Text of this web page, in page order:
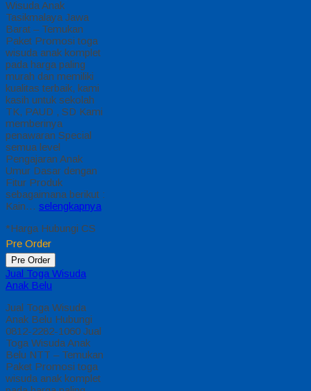
Jual Toga Wisuda
Anak Pesisir Selatan
Jual Toga Wisuda
Anak Pesisir Selatan
Hubungi 0812-2282-
1060 Jual Toga
Wisuda Anak Pesisir
Selatan Sumatera
Barat – Temukan
Paket Promosi toga
wisuda anak komplet
pada harga paling
murah dan memiliki
kualitas terbaik, kami
kasih untuk sekolah
TK, PAUD , SD Kami
memberinya
semua level
Pengajaran Anak
Umur Dasar dengan
Fitur Produk
sebagaimana
berikut…
*Harga Hubungi CS
Pre Order
Pre Order
Jual Toga Wisuda
Anak Tasikmalaya